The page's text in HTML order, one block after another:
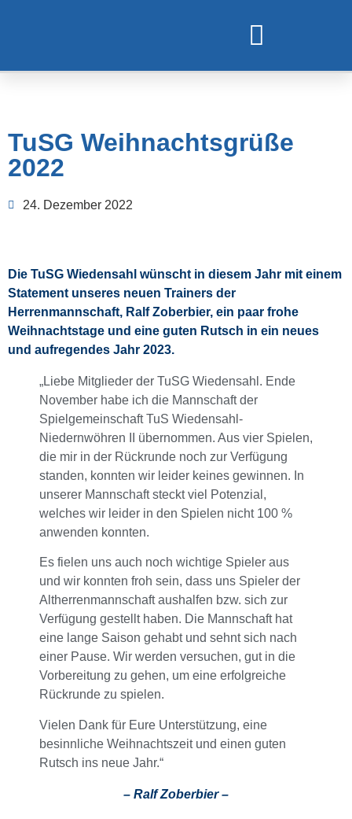
TuSG Weihnachtsgrüße
2022
24. Dezember 2022
Die TuSG Wiedensahl wünscht in diesem Jahr mit einem
Statement unseres neuen Trainers der
Herrenmannschaft, Ralf Zoberbier, ein paar frohe
Weihnachtstage und eine guten Rutsch in ein neues
und aufregendes Jahr 2023.
„Liebe Mitglieder der TuSG Wiedensahl. Ende
November habe ich die Mannschaft der
Spielgemeinschaft TuS Wiedensahl-
Niedernwöhren II übernommen. Aus vier Spielen,
die mir in der Rückrunde noch zur Verfügung
standen, konnten wir leider keines gewinnen. In
unserer Mannschaft steckt viel Potenzial,
welches wir leider in den Spielen nicht 100 %
anwenden konnten.
Es fielen uns auch noch wichtige Spieler aus
und wir konnten froh sein, dass uns Spieler der
Altherrenmannschaft aushalfen bzw. sich zur
Verfügung gestellt haben. Die Mannschaft hat
eine lange Saison gehabt und sehnt sich nach
einer Pause. Wir werden versuchen, gut in die
Vorbereitung zu gehen, um eine erfolgreiche
Rückrunde zu spielen.
Vielen Dank für Eure Unterstützung, eine
besinnliche Weihnachtszeit und einen guten
Rutsch ins neue Jahr.“
– Ralf Zoberbier –